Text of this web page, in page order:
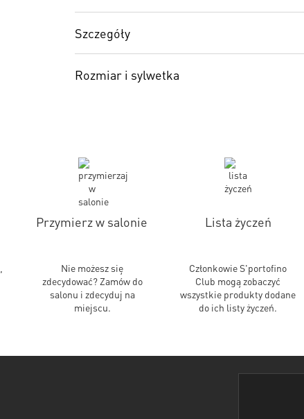
Szczegóły
Rozmiar i sylwetka
Przymierz w salonie
Nie możesz się
zdecydować? Zamów do
salonu i zdecyduj na
miejscu.
Lista życzeń
Członkowie S'portofino
Club mogą zobaczyć
wszystkie produkty dodane
do ich listy życzeń.